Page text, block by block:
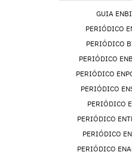
GUIA
PERIÓDICO
PERIÓDICO
PERIÓDICO
PERIÓDICO
PERIÓDICO
PERIÓDICO
PERIÓDICO
PERIÓDICO
PERIÓDICO